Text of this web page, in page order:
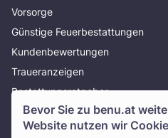
Bevor Sie zu benu.at
Website nutzen wir
Vorsorge
Günstige Feuerbestattungen
Kundenbewertungen
Traueranzeigen
Bestattungsratgeber
Über uns
Presse